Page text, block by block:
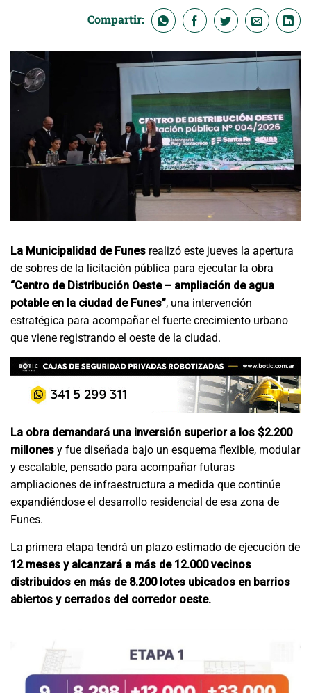
Compartir:
La Municipalidad de Funes realizó este jueves la apertura
de sobres de la licitación pública para ejecutar la obra
“Centro de Distribución Oeste – ampliación de agua
potable en la ciudad de Funes”, una intervención
estratégica para acompañar el fuerte crecimiento urbano
que viene registrando el oeste de la ciudad.
La obra demandará una inversión superior a los $2.200
millones y fue diseñada bajo un esquema flexible, modular
y escalable, pensado para acompañar futuras
ampliaciones de infraestructura a medida que continúe
expandiéndose el desarrollo residencial de esa zona de
Funes.
La primera etapa tendrá un plazo estimado de ejecución de
12 meses y alcanzará a más de 12.000 vecinos
distribuidos en más de 8.200 lotes ubicados en barrios
abiertos y cerrados del corredor oeste.